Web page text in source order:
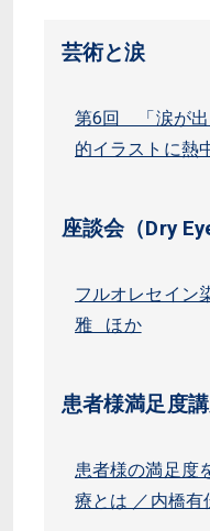
芸術と涙
第6回 「涙が出
的イラストに熱
座談会（Dry
フルオレセイン
雅 ほか
患者様満足度
患者様の満足度
療とは ／内橋